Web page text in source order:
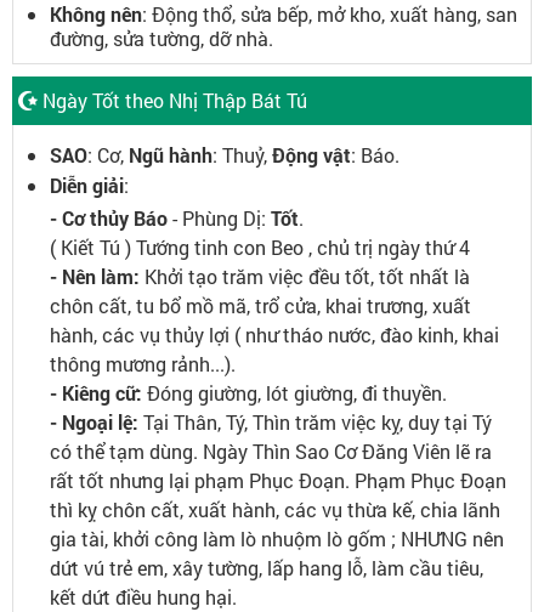
Không nên: Động thổ, sửa bếp, mở kho, xuất hàng, san
đường, sửa tường, dỡ nhà.
Ngày Tốt theo Nhị Thập Bát Tú
SAO: Cơ, Ngũ hành: Thuỷ,Động vật: Báo.
Diễn giải:
- Cơ thủy Báo- Phùng Dị: Tốt.
( Kiết Tú ) Tướng tinh con Beo , chủ trị ngày thứ 4
- Nên làm: Khởi tạo trăm việc đều tốt, tốt nhất là
chôn cất, tu bổ mồ mã, trổ cửa, khai trương, xuất
hành, các vụ thủy lợi ( như tháo nước, đào kinh, khai
thông mương rảnh...).
- Kiêng cữ: Đóng giường, lót giường, đi thuyền.
- Ngoại lệ: Tại Thân, Tý, Thìn trăm việc kỵ, duy tại Tý
có thể tạm dùng. Ngày Thìn Sao Cơ Đăng Viên lẽ ra
rất tốt nhưng lại phạm Phục Đoạn. Phạm Phục Đoạn
thì kỵ chôn cất, xuất hành, các vụ thừa kế, chia lãnh
gia tài, khởi công làm lò nhuộm lò gốm ; NHƯNG nên
dứt vú trẻ em, xây tường, lấp hang lỗ, làm cầu tiêu,
kết dứt điều hung hại.